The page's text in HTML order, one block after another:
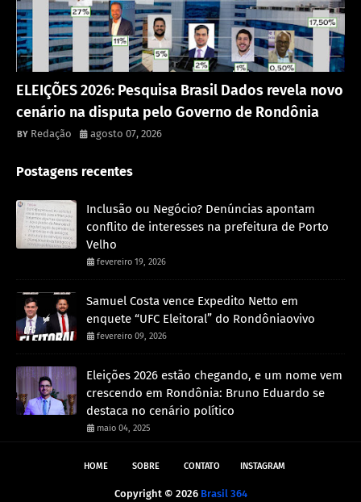
ELEIÇÕES 2026: Pesquisa Brasil Dados revela novo
cenário na disputa pelo Governo de Rondônia
Redação agosto 07, 2026
Postagens recentes
Inclusão ou Negócio? Denúncias apontam
conflito de interesses na prefeitura de Porto
Velho
fevereiro 19, 2026
Samuel Costa vence Expedito Netto em
enquete “UFC Eleitoral” do Rondôniaovivo
fevereiro 09, 2026
Eleições 2026 estão chegando, e um nome vem
crescendo em Rondônia: Bruno Eduardo se
destaca no cenário político
maio 04, 2025
HOME SOBRE CONTATO INSTAGRAM
Copyright © 2026 Brasil 364